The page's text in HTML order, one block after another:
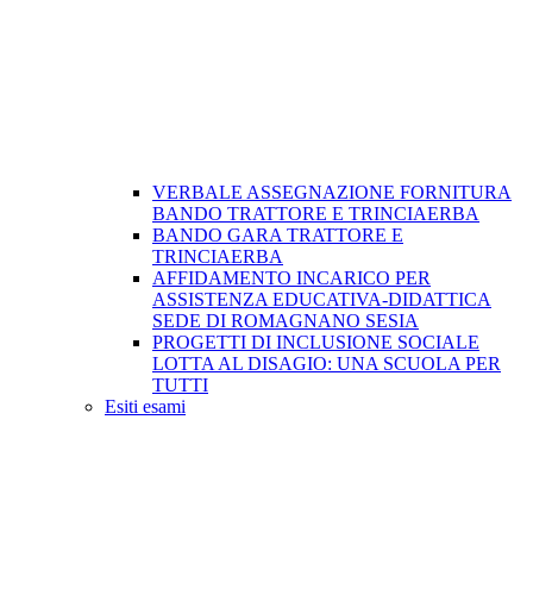
VERBALE ASSEGNAZIONE FORNITURA
BANDO TRATTORE E TRINCIAERBA
BANDO GARA TRATTORE E
TRINCIAERBA
AFFIDAMENTO INCARICO PER
ASSISTENZA EDUCATIVA-DIDATTICA
SEDE DI ROMAGNANO SESIA
PROGETTI DI INCLUSIONE SOCIALE
LOTTA AL DISAGIO: UNA SCUOLA PER
TUTTI
Esiti esami